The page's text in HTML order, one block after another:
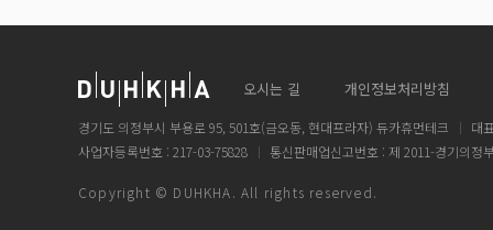
오시는 길 개인정보처리방침
경기도 의정부시 부용로 95, 501호(금오동, 현대프라자) 듀카휴먼테크
대
사업자등록번호 : 217-03-75828
통신판매업신고번호 : 제 2011-경기의정
Copyright © DUHKHA. All rights reserved.